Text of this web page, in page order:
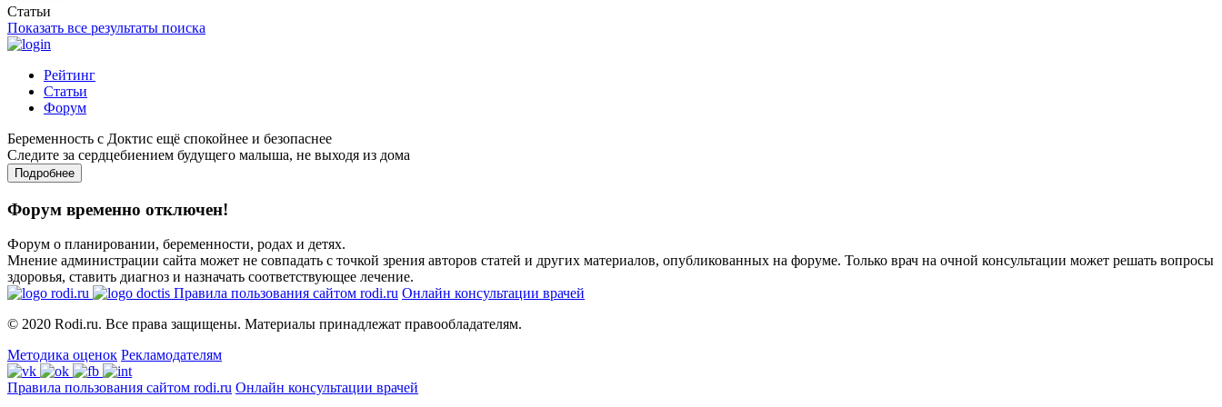
Статьи
Показать все результаты поиска
Рейтинг
Статьи
Форум
Беременность с Доктис ещё спокойнее и безопаснее
Следите за сердцебиением будущего малыша, не выходя из дома
Подробнее
Форум временно отключен!
Форум о планировании, беременности, родах и детях.
Мнение администрации сайта может не совпадать с точкой зрения авторов статей и других материалов, опубликованных на форуме. Только врач на очной консультации может решать вопросы
здоровья, ставить диагноз и назначать соответствующее лечение.
Правила пользования сайтом rodi.ru Онлайн консультации врачей
© 2020 Rodi.ru. Все права защищены. Материалы принадлежат правообладателям.
Методика оценок Рекламодателям
Правила пользования сайтом rodi.ru Онлайн консультации врачей